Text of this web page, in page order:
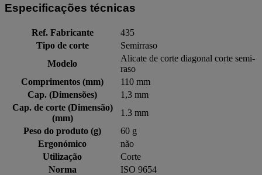
Especificações técnicas
Ref. Fabricante
435
Tipo de corte
Semirraso
Modelo
Alicate de corte diagonal corte semi-
raso
Comprimentos (mm)
110 mm
Cap. (Dimensões)
1,3 mm
Cap. de corte (Dimensão)
(mm)
1.3 mm
Peso do produto (g)
60 g
Ergonómico
não
Utilização
Corte
Norma
ISO 9654